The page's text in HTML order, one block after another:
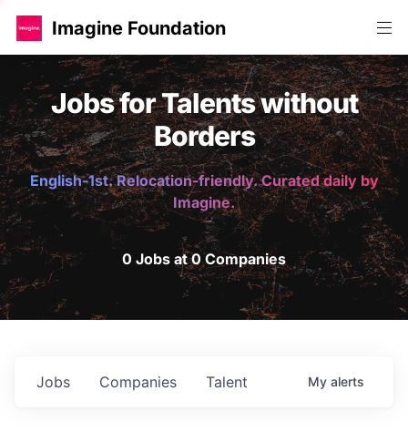
Imagine Foundation
Jobs for Talents without
Borders
English-1st. Relocation-friendly. Curated daily by
Imagine.
0 Jobs at 0 Companies
Jobs Companies Talent My alerts